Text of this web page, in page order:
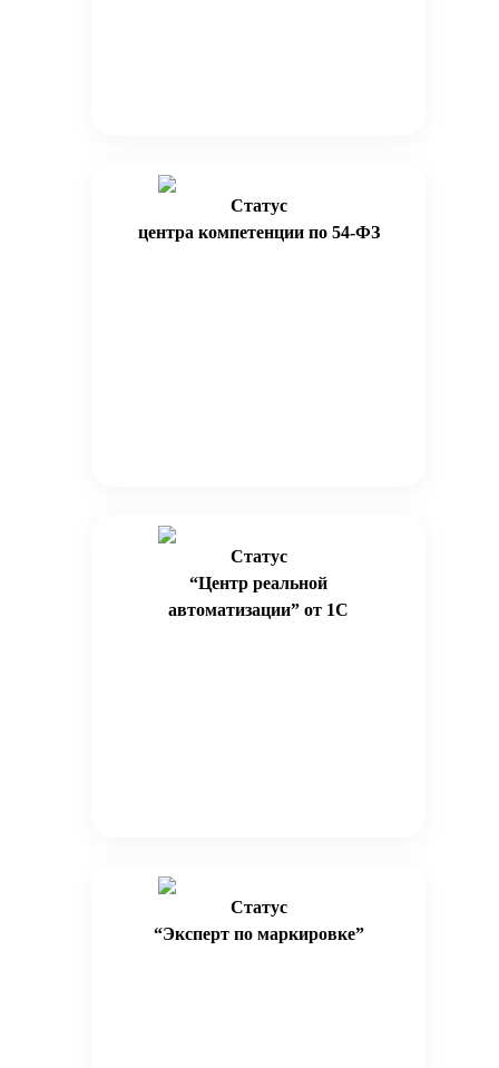
Статус
центра компетенции по 54-ФЗ
Статус
“Центр реальной
автоматизации” от 1С
Статус
“Эксперт по маркировке”